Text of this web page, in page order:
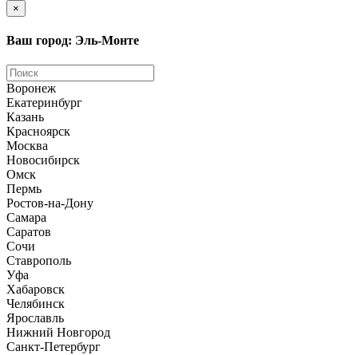
×
Ваш город: Эль-Монте
Воронеж
Екатеринбург
Казань
Красноярск
Москва
Новосибирск
Омск
Пермь
Ростов-на-Дону
Самара
Саратов
Сочи
Ставрополь
Уфа
Хабаровск
Челябинск
Ярославль
Нижний Новгород
Санкт-Петербург